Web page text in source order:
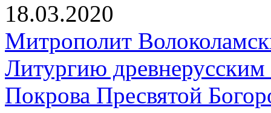
18.03.2020
Митрополит
Литургию
Покрова Пресвятой